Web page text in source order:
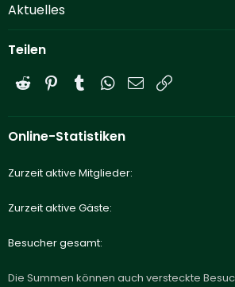
Aktuelles
Teilen
Reddit PinterestTumblrWhatsApp
E-Mail
Online-Statistiken
Zurzeit aktive Mitglieder
Zurzeit aktive Gäste
Besucher gesamt
Die Summen können auch versteckte